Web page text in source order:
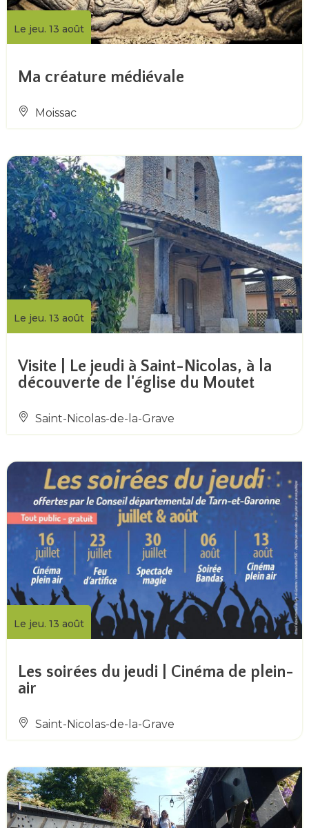
Le jeu. 13 août
Ma créature médiévale
Moissac
Le jeu. 13 août
Visite | Le jeudi à Saint-Nicolas, à la
découverte de l'église du Moutet
Saint-Nicolas-de-la-Grave
Le jeu. 13 août
Les soirées du jeudi | Cinéma de plein-
air
Saint-Nicolas-de-la-Grave